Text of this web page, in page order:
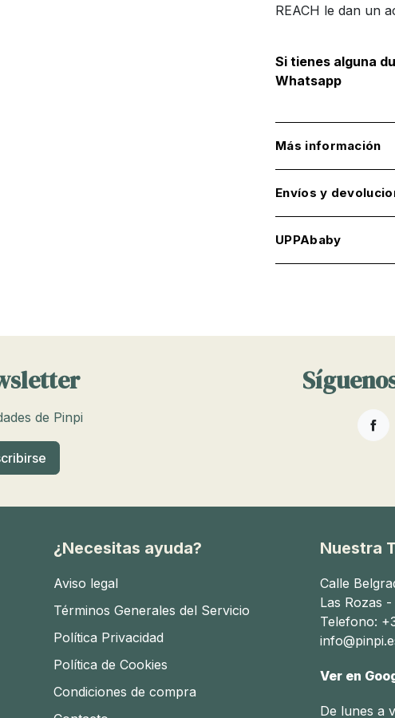
REACH le dan un
Si tienes alguna
Whatsapp
Más información
Envíos y
UPPAbaby
de Pinpi
¿Necesitas ayuda?
Aviso legal
Términos Generales del Servicio
Política Privacidad
Política de Cookies
Condiciones de compra
Nuestra
Calle
Las Rozas
Telefono:
Ver en
De lunes a